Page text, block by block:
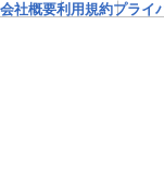
会社概要利用規約プライ